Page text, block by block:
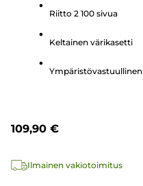
arvostelua
Riitto 2 100 sivua
Keltainen värikasetti
Ympäristövastuullinen
109,90 €
Ilmainen vakiotoimitus